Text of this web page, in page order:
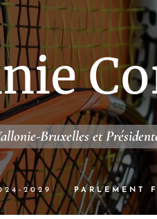
Bruxelles et
2029 PARLEMENT